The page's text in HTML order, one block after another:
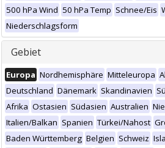
500 hPa Wind 50 hPa Temp Schnee/Eis
Niederschlagsform
Gebiet
Europa Nordhemisphäre Mitteleuropa
Deutschland Dänemark Skandinavien
Afrika Ostasien Südasien Australien
Italien/Balkan Spanien Türkei/Nahost
Baden Württemberg Belgien Schweiz